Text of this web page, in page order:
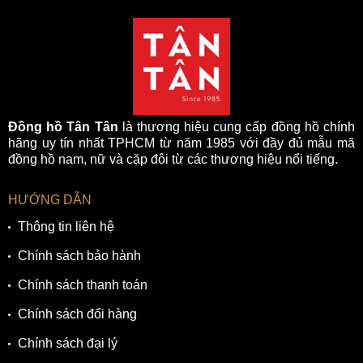
Tân Tân Watch tự hào là Nhà Phân Phối chính thức
Citizen, Bulova, Movado, Coach, Ferrari, Lacoste,
Tommy Hilfiger, Calvin Klein, Caravelle, Alfex, Grovana.
Chúng tôi cũng là Đại lý chính thức của Longines,
Tissot, Rado, Mido,… và các thương hiệu đồng hồ khác.
Đồng thời, Tân Tân Watch được hãng Citizen, Movado
Group uỷ quyền là Trung Tâm Bảo Hành chính hãng tại
Việt Nam.
mẫu mã nhất thị trường đồng hồ. Với Hệ thống
Showroom chuyên nghiệp, sang trọng và phủ rộng
khách.
trang nhã.
Đồng hồ Tân Tân là thương hiệu cung cấp đồng hồ chính
hãng uy tín nhất TPHCM từ năm 1985 với đầy đủ mẫu mã
đồng hồ nam, nữ và cặp đôi từ các thương hiệu nổi tiếng.
HƯỚNG DẪN
Thông tin liên hệ
Chính sách bảo hành
Chính sách thanh toán
Chính sách đổi hàng
Chính sách đại lý